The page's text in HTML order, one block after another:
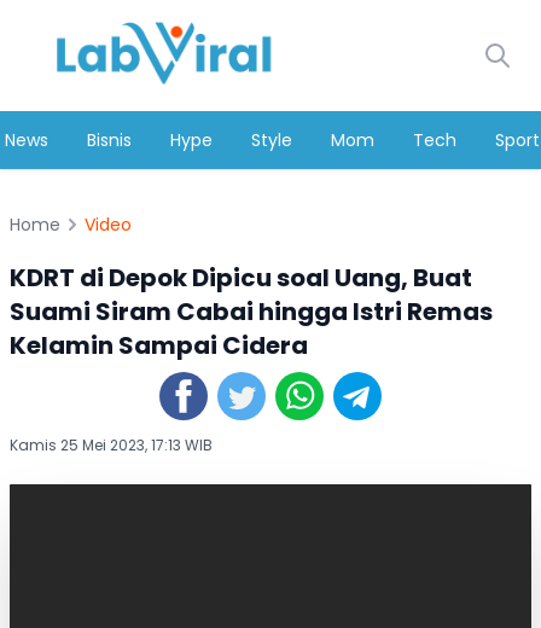
News Bisnis Hype Style Mom Tech Sport
Home Video
KDRT di Depok Dipicu soal Uang, Buat
Suami Siram Cabai hingga Istri Remas
Kelamin Sampai Cidera
Kamis 25 Mei 2023, 17:13 WIB